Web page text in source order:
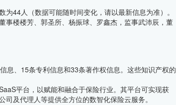
为44人（数据可能随时间变化，请以最新信息为准）。
事楼楼芳、郭圣所、杨振球、罗鑫杰，监事武沛辰，董
息、15条专利信息和33条著作权信息。这些知识产权的
平台，以赋能和融合于保险行业。其平台可实现获
及代理人等提供全方位的数智化保险云服务。